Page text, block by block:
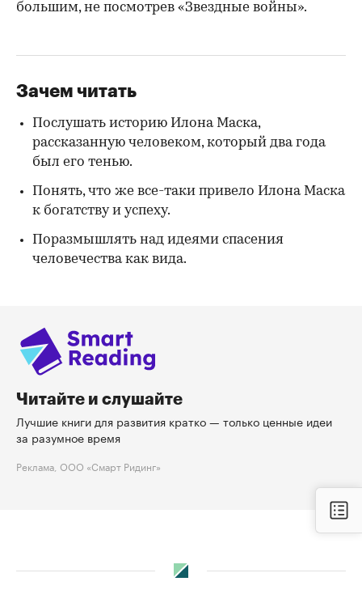
большим, не посмотрев «Звездные войны».
Зачем читать
Послушать историю Илона Маска,
рассказанную человеком, который два года
был его тенью.
Понять, что же все-таки привело Илона Маска
к богатству и успеху.
Поразмышлять над идеями спасения
человечества как вида.
Читайте и слушайте
Лучшие книги для развития кратко — только ценные идеи
за разумное время
Реклама, ООО «Смарт Ридинг»